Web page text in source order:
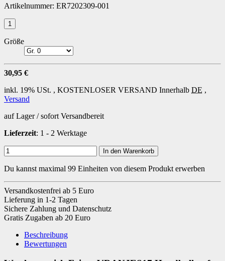
Artikelnummer: ER7202309-001
Größe
30,95 €
inkl. 19% USt. , KOSTENLOSER VERSAND Innerhalb DE ,
Versand
auf Lager / sofort Versandbereit
Lieferzeit: 1 - 2 Werktage
In den Warenkorb
Du kannst maximal 99 Einheiten von diesem Produkt erwerben
Versandkostenfrei ab 5 Euro
Lieferung in 1-2 Tagen
Sichere Zahlung und Datenschutz
Gratis Zugaben ab 20 Euro
Beschreibung
Bewertungen